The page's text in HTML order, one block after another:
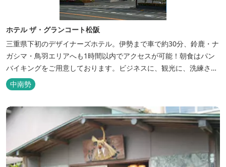
ホテル ザ・グランコート松阪
三重県下初のデザイナーズホテル。伊勢まで車で約30分、鈴鹿・ナ
ガシマ・鳥羽エリアへも1時間以内でアクセスが可能！朝食はパン
バイキングをご用意しております。ビジネスに、観光に、洗練され
た空間の中で上質なひとときをお過ごしください。
中南勢